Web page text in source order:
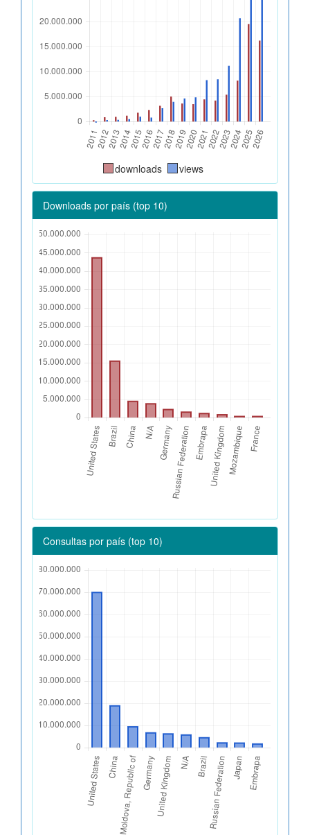
downloads views
Downloads por país (top 10)
Consultas por país (top 10)